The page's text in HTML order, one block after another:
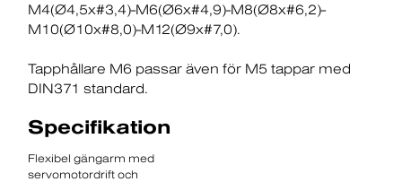
M4(Ø4,5x#3,4)-M6(Ø6x#4,9)-M8(Ø8x#6,2)-
M10(Ø10x#8,0)-M12(Ø9x#7,0).
Tapphållare M6 passar även för M5 tappar med
DIN371 standard.
Specifikation
Flexibel gängarm med
servomotordrift och